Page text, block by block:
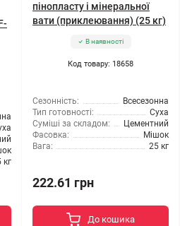
кг
пінопласту і мінеральної
вати (приклеювання) (25 кг)
В наявності
Код товару: 18658
Сезонність:
Всесезонна
Тип готовності:
Суха
Суміші за складом:
Цементний
Фасовка:
Мішок
Вага:
25 кг
222.61 грн
До кошика